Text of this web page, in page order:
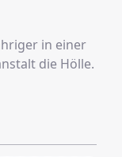
in einer
die Hölle.